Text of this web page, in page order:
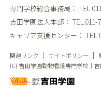
専門学校総合事務局：
吉田学園法人本部： TEL.011-
キャリア支援センター：
関連リンク サイトポリシー
(C) 吉田学園動物看護専門学校｜